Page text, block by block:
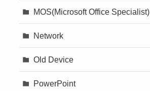
MOS(Microsoft Office Specialist)
Network
Old Device
PowerPoint